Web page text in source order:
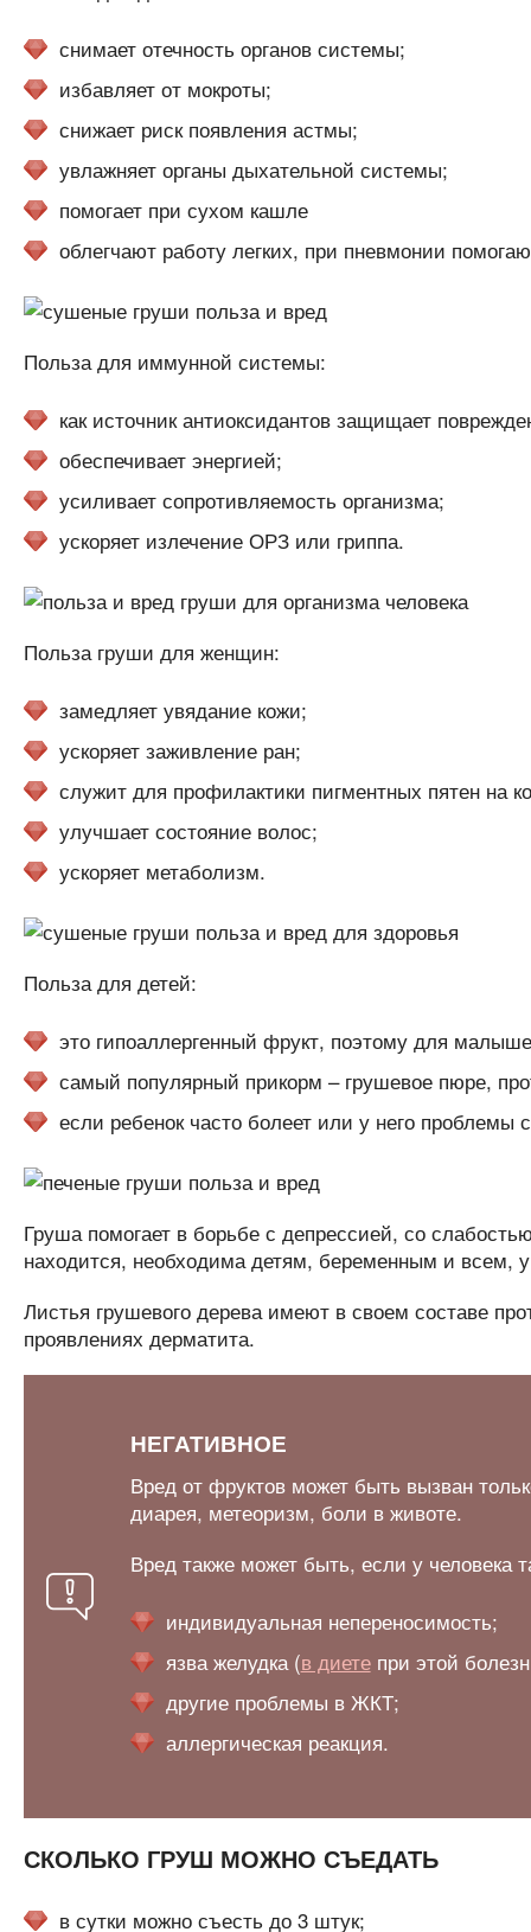
снимает отечность органов системы;
избавляет от мокроты;
снижает риск появления астмы;
увлажняет органы дыхательной системы;
помогает при сухом кашле
облегчают работу легких, при пневмонии
Польза для иммунной системы:
как источник антиоксидантов защищает
обеспечивает энергией;
усиливает сопротивляемость организма;
ускоряет излечение ОРЗ или гриппа.
Польза груши для женщин:
замедляет увядание кожи;
ускоряет заживление ран;
служит для профилактики пигментных пятен на
улучшает состояние волос;
ускоряет метаболизм.
Польза для детей:
это гипоаллергенный фрукт, поэтому для
самый популярный прикорм – грушевое пюре,
если ребенок часто болеет или у него проблемы
Груша помогает в борьбе с депрессией, со
находится, необходима детям, беременным и всем,
Листья грушевого дерева имеют в своем составе
проявлениях дерматита.
НЕГАТИВНОЕ
Вред от фруктов может быть вызван
диарея, метеоризм, боли в животе.
Вред также может быть, если у человека
индивидуальная непереносимость;
язва желудка (в диетепри этой
другие проблемы в ЖКТ;
аллергическая реакция.
СКОЛЬКО ГРУШ МОЖНО СЪЕДАТЬ
в сутки можно съесть до 3 штук;